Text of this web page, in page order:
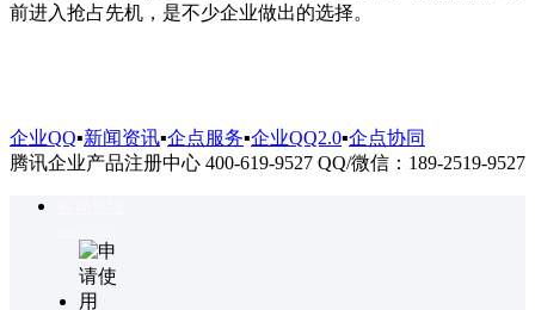
前进入抢占先机，是不少企业做出的选择。
企业QQ▪新闻资讯▪企点服务▪企业QQ2.0▪企点协同
腾讯企业产品注册中心 400-619-9527 QQ/微信：189-2519-9527